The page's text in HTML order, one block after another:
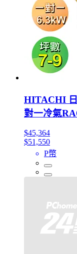
HITACHI
對一冷氣
$45,364
$51,550
P幣